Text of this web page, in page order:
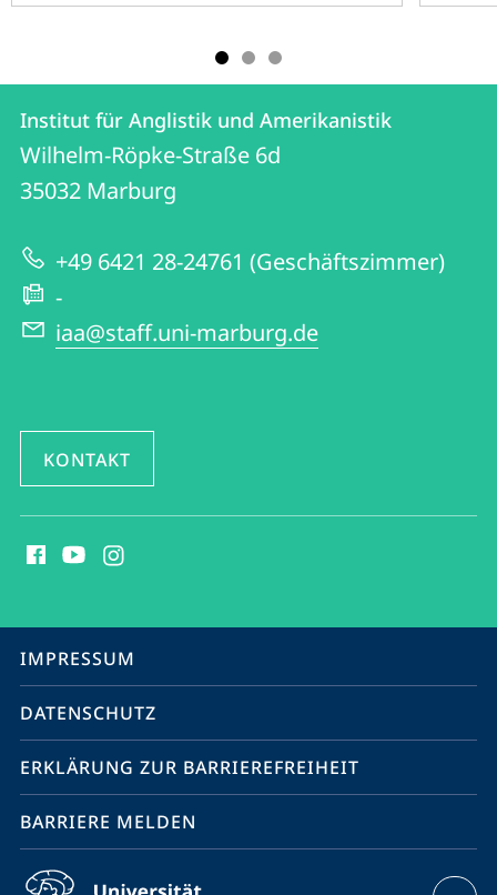
Kontakt
und
Informationen
zur
Website
Kontaktinformationen
Institut
für
und
Amerikanistik
Institut für Anglistik und Amerikanistik
Wilhelm-Röpke-Straße 6d
35032 Marburg
+49 6421 28-24761 (Geschäftszimmer)
-
iaa@staff.uni-marburg.de
KONTAKT
Media
Service-
Navigation
IMPRESSUM
DATENSCHUTZ
ERKLÄRUNG ZUR BARRIEREFREIHEIT
BARRIERE MELDEN